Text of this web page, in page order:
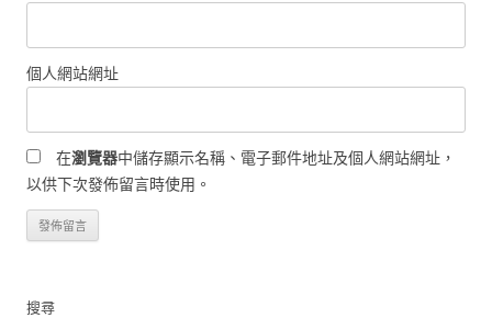
個人網站網址
在瀏覽器中儲存顯示名稱、電子郵件地址及個人網站網址，
以供下次發佈留言時使用。
搜尋